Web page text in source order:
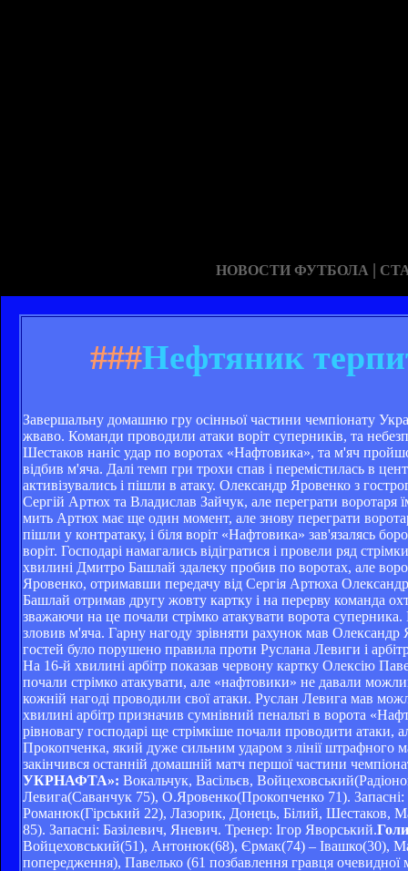
НОВОСТИ ФУТБОЛА |
###Нефтяник
Завершальну домашню гру осінньої частини чемпіонату
жваво. Команди проводили атаки воріт суперників, та
Шестаков наніс удар по воротах «Нафтовика», та м'яч
відбив м'яча. Далі темп гри трохи спав і перемістилась в
активізувались і пішли в атаку. Олександр Яровенко з
Сергій Артюх та Владислав Зайчук, але переграти воротаря
мить Артюх має ще один момент, але знову переграти
пішли у контратаку, і біля воріт «Нафтовика» зав'язалясь
воріт. Господарі намагались відігратися і провели ряд
хвилині Дмитро Башлай здалеку пробив по воротах, але
Яровенко, отримавши передачу від Сергія Артюха
Башлай отримав другу жовту картку і на перерву команда
зважаючи на це почали стрімко атакувати ворота
зловив м'яча. Гарну нагоду зрівняти рахунок мав
гостей було порушено правила проти Руслана Левиги і
На 16-й хвилині арбітр показав червону картку Олексію
почали стрімко атакувати, але «нафтовики» не давали
кожній нагоді проводили свої атаки. Руслан Левига мав
хвилині арбітр призначив сумнівний пенальті в ворота
рівновагу господарі ще стрімкіше почали проводити атаки,
Прокопченка, який дуже сильним ударом з лінії штрафного
закінчився останній домашній матч першої частини
УКРНАФТА»: Вокальчук, Васільєв,
Левига(Саванчук 75), О.Яровенко(Прокопченко 71).
Романюк(Гірський 22), Лазорик, Донець, Білий, Шестаков,
85). Запасні: Базілевич, Яневич. Тренер: Ігор Яворський.Голи
Войцеховський(51), Антонюк(68), Єрмак(74) – Івашко(30),
попередження), Павелько (61 позбавлення гравця